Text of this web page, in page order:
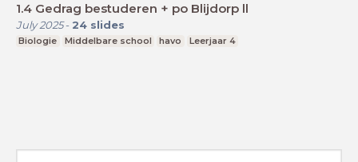
1.4 Gedrag bestuderen + po Blijdorp ll
July 2025- 24 slides
Biologie Middelbare school havo Leerjaar 4